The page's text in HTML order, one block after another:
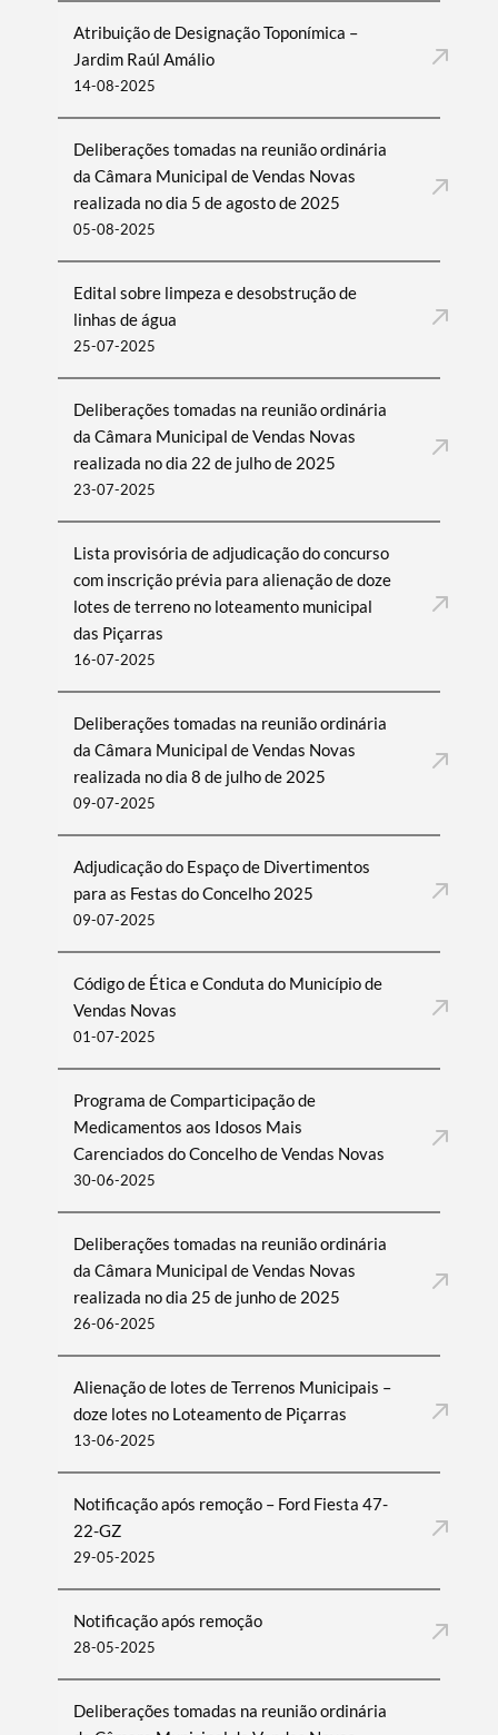
Atribuição de Designação Toponímica –
Jardim Raúl Amálio
14-08-2025
Deliberações tomadas na reunião ordinária
da Câmara Municipal de Vendas Novas
realizada no dia 5 de agosto de 2025
05-08-2025
Edital sobre limpeza e desobstrução de
linhas de água
25-07-2025
Deliberações tomadas na reunião ordinária
da Câmara Municipal de Vendas Novas
realizada no dia 22 de julho de 2025
23-07-2025
Lista provisória de adjudicação do concurso
com inscrição prévia para alienação de doze
lotes de terreno no loteamento municipal
das Piçarras
16-07-2025
Deliberações tomadas na reunião ordinária
da Câmara Municipal de Vendas Novas
realizada no dia 8 de julho de 2025
09-07-2025
Adjudicação do Espaço de Divertimentos
para as Festas do Concelho 2025
09-07-2025
Código de Ética e Conduta do Município de
Vendas Novas
01-07-2025
Programa de Comparticipação de
Medicamentos aos Idosos Mais
Carenciados do Concelho de Vendas Novas
30-06-2025
Deliberações tomadas na reunião ordinária
da Câmara Municipal de Vendas Novas
realizada no dia 25 de junho de 2025
26-06-2025
Alienação de lotes de Terrenos Municipais –
doze lotes no Loteamento de Piçarras
13-06-2025
Notificação após remoção – Ford Fiesta 47-
22-GZ
29-05-2025
Notificação após remoção
28-05-2025
Deliberações tomadas na reunião ordinária